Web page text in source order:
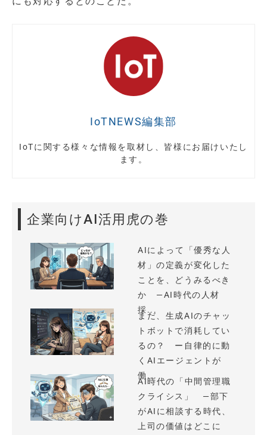
IoTNEWS編集部
IoTに関する様々な情報を取材し、皆様にお届けいたし
ます。
企業向けAI活用虎の巻
AIによって「優秀な人
材」の定義が変化した
ことを、どうみるべき
か —AI時代の人材
採...
まだ、生成AIのチャッ
トボットで消耗してい
るの？ ー自律的に動
くAIエージェントが
働...
AI時代の「中間管理職
クライシス」 —部下
がAIに相談する時代、
上司の価値はどこに